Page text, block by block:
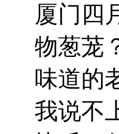
厦门四
物葱茏
味道的
我说不